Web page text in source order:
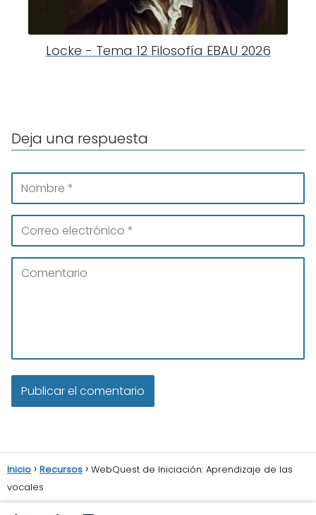
Locke - Tema 12 Filosofía EBAU 2026
Deja una respuesta
Inicio Recursos
WebQuest de Iniciación: Aprendizaje de las
vocales